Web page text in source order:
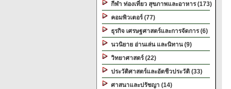
กีฬา ท่องเที่ยว สุขภาพและอาหาร (173)
คอมพิวเตอร์ (77)
ธุรกิจ เศรษฐศาสตร์และการจัดการ (6)
นวนิยาย อ่านเล่น และนิทาน (9)
วิทยาศาสตร์ (22)
ประวัติศาสตร์และอัตชีวประวัติ (33)
ศาสนาและปรัชญา (14)